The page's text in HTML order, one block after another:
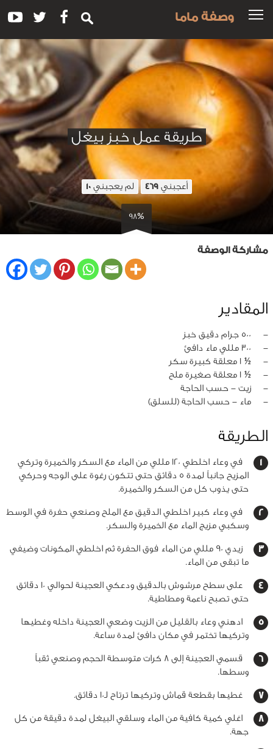
وصفة ماما
طريقة عمل خبز بيغل
أعجبني469 لم يعجبني10
98%
مشاركة الوصفة
المقادير
‏-
500 جرام دقيق خبز
‏-
300 مللي ماء دافئ
‏-
½ 1 معلقة كبيرة سكر
‏-
½ 1 معلقة صغيرة ملح
‏-
زيت - حسب الحاجة
‏-
ماء - حسب الحاجة (للسلق)
الطريقة
في وعاء اخلطي 120 مللي من الماء مع السكر والخميرة وتركي
المزيح جانباً لمدة 5 دقائق حتى تتكون رغوة على الوجه وحركي
حتى يذوب كل من السكر والخميرة.
في وعاء كبير اخلطي الدقيق مع الملح وصنعي حفرة في الوسط
وسكبي مزيج الماء مع الخميرة والسكر.
زيدي 90 مللي من الماء فوق الحفرة ثم اخلطي المكونات وضيفي
ما تبقى من الماء.
على سطح مرشوش بالدقيق ودعكي العجينة لحوالي 10 دقائق
حتى تصبح ناعمة ومطاطية.
ادهني وعاء بالقليل من الزيت وضعي العجينة داخله وغطيها
وتركيها تختمر في مكان دافئ لمدة ساعة.
قسمي العجينة إلى 8 كرات متوسطة الحجم وصنعي ثقباً
وسطها.
غطيها بقطعة قماش وتركيها ترتاح لـ10 دقائق.
اغلي كمية كافية من الماء وسلقي البيغل لمدة دقيقة من كل
جهة.